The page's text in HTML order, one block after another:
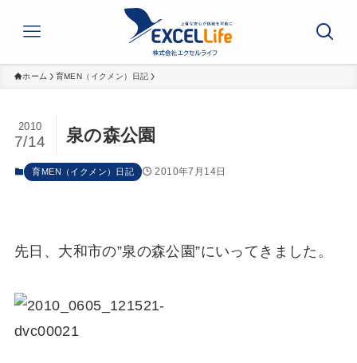
ホーム 育MEN（イクメン）日記
泉の森公園
2010
7/14
育MEN（イクメン）日記 2010年7月14日
先日、大和市の”泉の森公園”にいってきました。